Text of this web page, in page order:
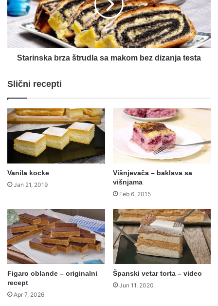
makom
bez
dizanja
testa
Starinska brza štrudla sa makom bez dizanja testa
Slični recepti
Vanila kocke
Jan 21, 2019
Višnjevača – baklava sa
višnjama
Feb 6, 2015
Figaro oblande – originalni
recept
Apr 7, 2026
Španski vetar torta – video
Jun 11, 2020